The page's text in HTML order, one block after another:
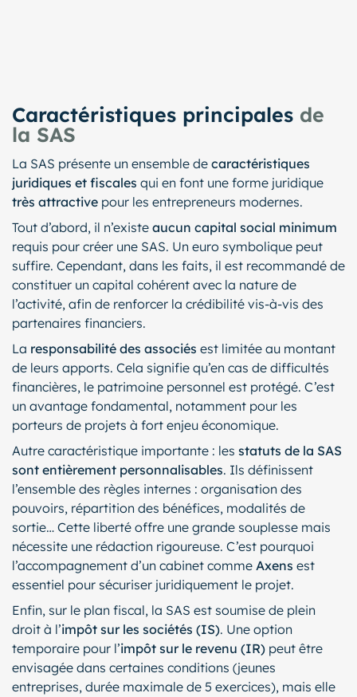
Caractéristiques principales de
la SAS
La SAS présente un ensemble de caractéristiques
juridiques et fiscales qui en font une forme juridique
très attractive pour les entrepreneurs modernes.
Tout d’abord, il n’existe aucun capital social minimum
requis pour créer une SAS. Un euro symbolique peut
suffire. Cependant, dans les faits, il est recommandé de
constituer un capital cohérent avec la nature de
l’activité, afin de renforcer la crédibilité vis-à-vis des
partenaires financiers.
La responsabilité des associés est limitée au montant
de leurs apports. Cela signifie qu’en cas de difficultés
financières, le patrimoine personnel est protégé. C’est
un avantage fondamental, notamment pour les
porteurs de projets à fort enjeu économique.
Autre caractéristique importante : les statuts de la SAS
sont entièrement personnalisables. Ils définissent
l’ensemble des règles internes : organisation des
pouvoirs, répartition des bénéfices, modalités de
sortie… Cette liberté offre une grande souplesse mais
nécessite une rédaction rigoureuse. C’est pourquoi
l’accompagnement d’un cabinet comme Axens est
essentiel pour sécuriser juridiquement le projet.
Enfin, sur le plan fiscal, la SAS est soumise de plein
droit à l’impôt sur les sociétés (IS). Une option
temporaire pour l’impôt sur le revenu (IR) peut être
envisagée dans certaines conditions (jeunes
entreprises, durée maximale de 5 exercices), mais elle